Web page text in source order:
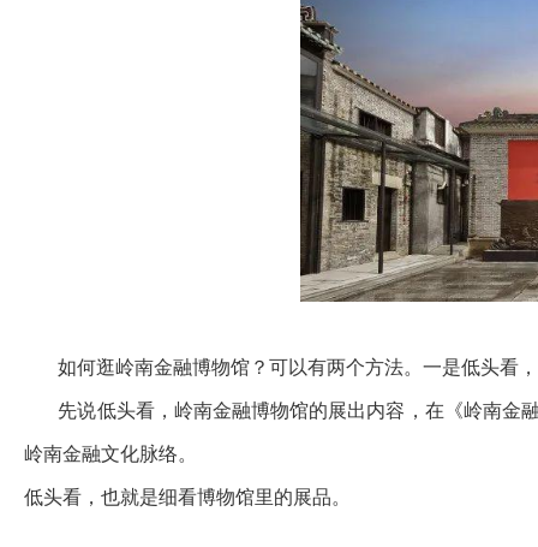
如何逛岭南金融博物馆？可以有两个方法。一是低头看
先说低头看，岭南金融博物馆的展出内容，在《岭南金
岭南金融文化脉络。
低头看，也就是细看博物馆里的展品。